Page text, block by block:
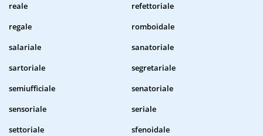
reale
refettoriale
regale
romboidale
salariale
sanatoriale
sartoriale
segretariale
semiufficiale
senatoriale
sensoriale
seriale
settoriale
sfenoidale